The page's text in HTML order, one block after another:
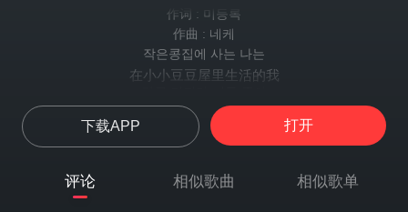
作词 : 미등록
作曲 : 네케
작은콩집에 사는 나는
在小小豆豆屋里生活的我
好喜欢甜蜜蜜的咖啡
치킨을 먹어도 떡볶이 먹어도
不管是吃了炸鸡 还是吃了炒年糕
饭后甜点都是咖啡
下载APP 打开
评论 相似歌曲 相似歌单